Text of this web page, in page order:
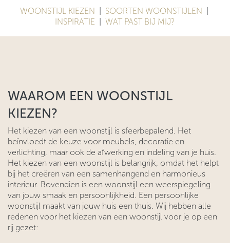
WOONSTIJL KIEZEN SOORTEN WOONSTIJLEN
INSPIRATIE
WAT PAST BIJ MIJ?
WAAROM EEN WOONSTIJL
KIEZEN?
Het kiezen van een woonstijl is sfeerbepalend. Het
beïnvloedt de keuze voor meubels, decoratie en
verlichting, maar ook de afwerking en indeling van je huis.
Het kiezen van een woonstijl is belangrijk, omdat het helpt
bij het creëren van een samenhangend en harmonieus
interieur. Bovendien is een woonstijl een weerspiegeling
van jouw smaak en persoonlijkheid. Een persoonlijke
woonstijl maakt van jouw huis een thuis. Wij hebben alle
redenen voor het kiezen van een woonstijl voor je op een
rij gezet: